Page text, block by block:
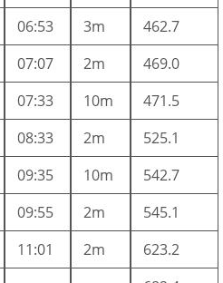
06:53 3m
462.7
07:07 2m
469.0
07:33 10m
471.5
08:33 2m
525.1
09:35 10m
542.7
09:55 2m
545.1
11:01 2m
623.2